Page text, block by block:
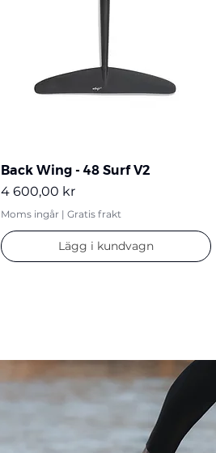
Back Wing - 48 Surf V2
Pris
4 600,00 kr
Moms ingår | Gratis frakt
Lägg i kundvagn